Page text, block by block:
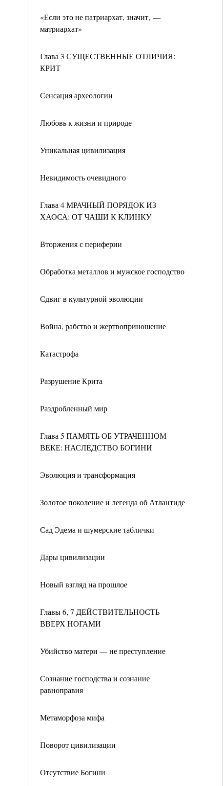
«Если это не патриархат, значит, —
матриархат»
Глава 3 СУЩЕСТВЕННЫЕ ОТЛИЧИЯ:
КРИТ
Сенсация археологии
Любовь к жизни и природе
Уникальная цивилизация
Невидимость очевидного
Глава 4 МРАЧНЫЙ ПОРЯДОК ИЗ
ХАОСА: ОТ ЧАШИ К КЛИНКУ
Вторжения с периферии
Обработка металлов и мужское господство
Сдвиг в культурной эволюции
Война, рабство и жертвоприношение
Катастрофа
Разрушение Крита
Раздробленный мир
Глава 5 ПАМЯТЬ ОБ УТРАЧЕННОМ
ВЕКЕ: НАСЛЕДСТВО БОГИНИ
Эволюция и трансформация
Золотое поколение и легенда об Атлантиде
Сад Эдема и шумерские таблички
Дары цивилизации
Новый взгляд на прошлое
Главы 6, 7 ДЕЙСТВИТЕЛЬНОСТЬ
ВВЕРХ НОГАМИ
Убийство матери — не преступление
Сознание господства и сознание
равноправия
Метаморфоза мифа
Поворот цивилизации
Отсутствие Богини